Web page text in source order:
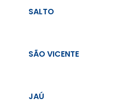
SALTO
SÃO VICENTE
JAÚ